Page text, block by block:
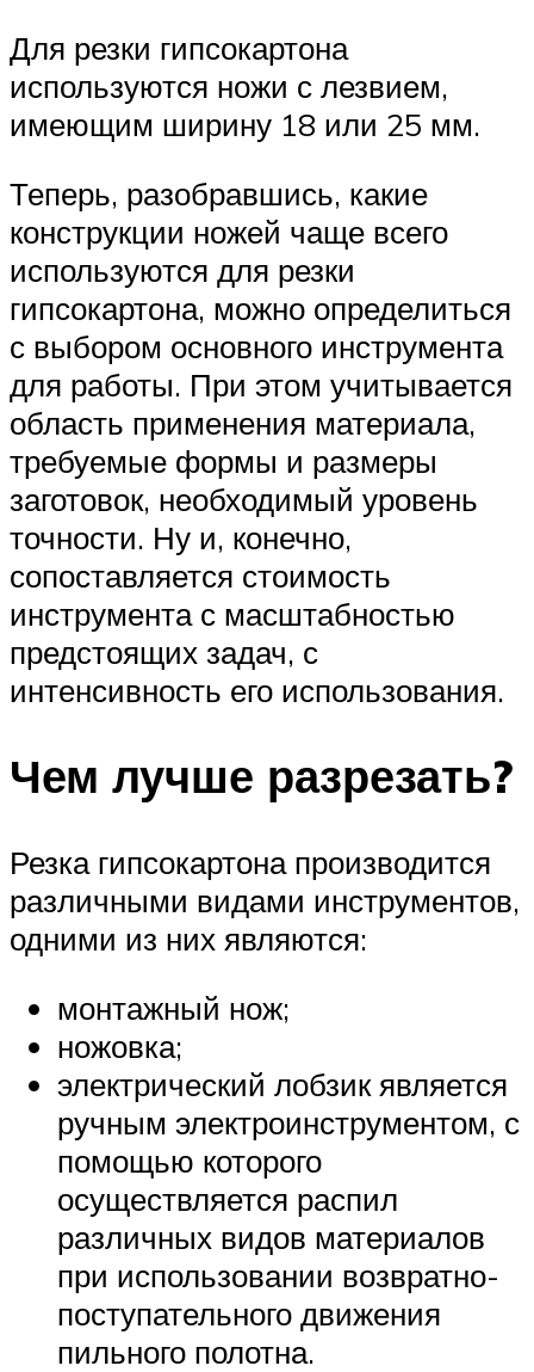
Для резки гипсокартона
используются ножи с лезвием,
имеющим ширину 18 или 25 мм.
Теперь, разобравшись, какие
конструкции ножей чаще всего
используются для резки
гипсокартона, можно определиться
с выбором основного инструмента
для работы. При этом учитывается
область применения материала,
требуемые формы и размеры
заготовок, необходимый уровень
точности. Ну и, конечно,
сопоставляется стоимость
инструмента с масштабностью
предстоящих задач, с
интенсивность его использования.
Чем лучше разрезать?
Резка гипсокартона производится
различными видами инструментов,
одними из них являются:
монтажный нож;
ножовка;
электрический лобзик является
ручным электроинструментом, с
помощью которого
осуществляется распил
различных видов материалов
при использовании возвратно-
поступательного движения
пильного полотна.